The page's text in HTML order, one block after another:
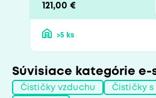
121,00 €
>5 ks
Súvisiace kategórie e-
Čističky vzduchu Čističky s